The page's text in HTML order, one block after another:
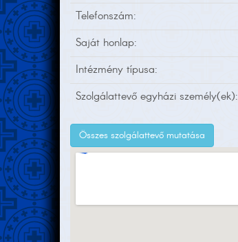
Telefonszám:
Saját honlap:
Intézmény típusa:
Szolgálattevő egyházi személy(ek):
Összes szolgálattevő mutatása